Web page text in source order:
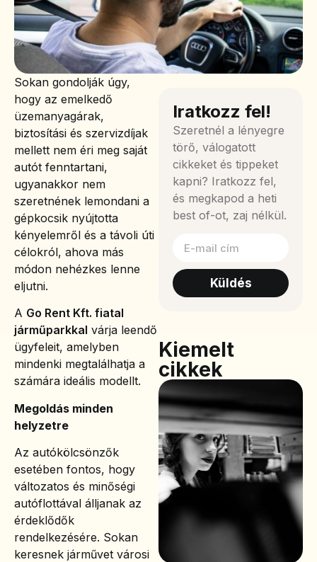
Sokan gondolják úgy,
hogy az emelkedő
üzemanyagárak,
biztosítási és szervizdíjak
mellett nem éri meg saját
autót fenntartani,
ugyanakkor nem
szeretnének lemondani a
gépkocsik nyújtotta
kényelemről és a távoli úti
célokról, ahova más
módon nehézkes lenne
eljutni.
A Go Rent Kft. fiatal
járműparkkal várja leendő
ügyfeleit, amelyben
mindenki megtalálhatja a
számára ideális modellt.
Megoldás minden
helyzetre
Az autókölcsönzők
esetében fontos, hogy
változatos és minőségi
autóflottával álljanak az
érdeklődők
rendelkezésére. Sokan
keresnek járművet városi
Iratkozz fel!
Szeretnél a lényegre
törő, válogatott
cikkeket és tippeket
kapni? Iratkozz fel,
és megkapod a heti
best of-ot, zaj nélkül.
Küldés
Kiemelt
cikkek